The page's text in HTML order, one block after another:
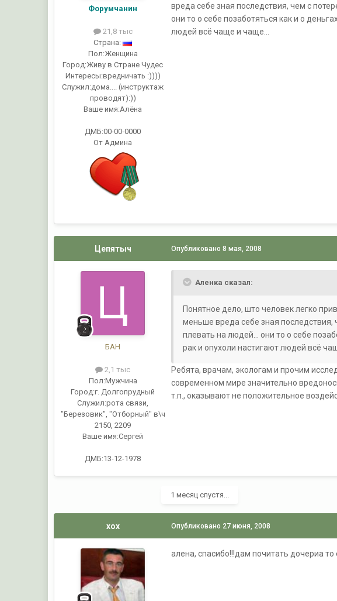
Форумчанин
21,8 тыс
Страна:
Пол:Женщина
Город:Живу в Стране Чудес
Интересы:вредничать :))))
Служил:дома.... (инструктаж
проводят):))
Ваше имя:Алёна
ДМБ:00-00-0000
От Админа
вреда себе зная последствия, чем с
они то о себе позаботяться как и о
людей всё чаще и чаще...
Цепятыч
БАН
2,1 тыс
Пол:Мужчина
Город:г. Долгопрудный
Служил:рота связи,
"Березовик", "Отборный" в\ч
2150, 2209
Ваше имя:Сергей
ДМБ:13-12-1978
Опубликовано8 мая, 2008
Аленка сказал:
Понятное дело, што человек легко
меньше вреда себе зная
плевать на людей... они то о себе
рак и опухоли настигают людей всё
Ребята, врачам, экологам и прочим
современном мире значительно
т.п., оказывают не положительное
1 месяц спустя...
xox Опубликовано 27 июня, 2008
алена, спасибо!!!дам почитать дочериа